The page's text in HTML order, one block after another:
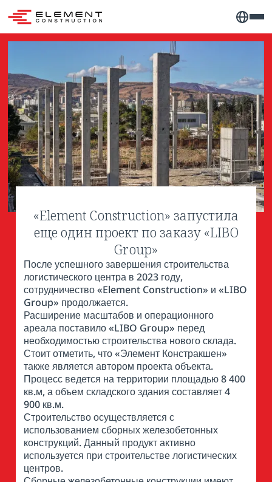
«Element Construction» запустила
еще один проект по заказу «LIBO
Group»
После успешного завершения строительства
логистического центра в 2023 году,
сотрудничество «Element Construction» и «LIBO
Group» продолжается.
Расширение масштабов и операционного
ареала поставило «LIBO Group» перед
необходимостью строительства нового склада.
Стоит отметить, что «Элемент Констракшен»
также является автором проекта объекта.
Процесс ведется на территории площадью 8 400
кв.м, а объем складского здания составляет 4
900 кв.м.
Строительство осуществляется с
использованием сборных железобетонных
конструкций. Данный продукт активно
используется при строительстве логистических
центров.